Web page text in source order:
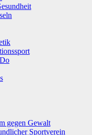
gegen Gewalt
Sportverein